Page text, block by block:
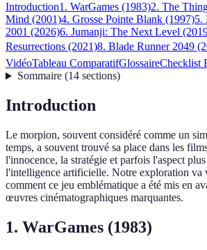
Introduction1. WarGames (1983)2. The
Mind (2001)4. Grosse Pointe Blank (1997)5.
2001 (2026)6. Jumanji: The Next Level
Resurrections (2021)8. Blade Runner 2049
VidéoTableau ComparatifGlossaireChecklist
Sommaire(14 sections)
Introduction
Le morpion, souvent considéré comme un
temps, a souvent trouvé sa place dans les
l'innocence, la stratégie et parfois l'aspect
l'intelligence artificielle. Notre exploration va
comment ce jeu emblématique a été mis en
œuvres cinématographiques marquantes.
1. WarGames (1983)